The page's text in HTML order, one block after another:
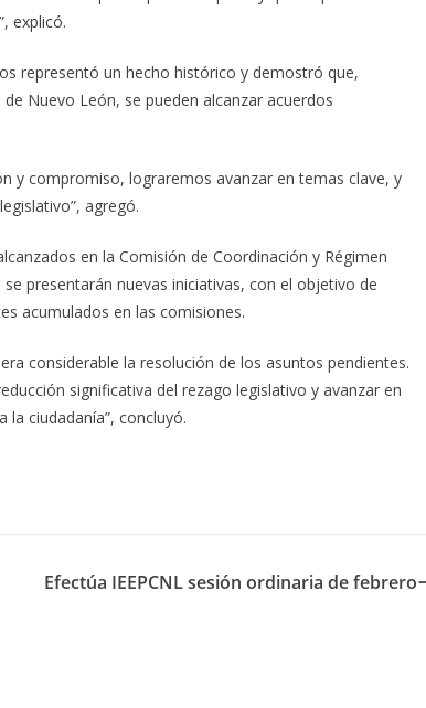
explicó.
representó un hecho histórico y demostró que,
Nuevo León, se pueden alcanzar acuerdos
y compromiso, lograremos avanzar en temas clave, y
agregó.
en la Comisión de Coordinación y Régimen
presentarán nuevas iniciativas, con el objetivo de
acumulados en las comisiones.
considerable la resolución de los asuntos pendientes.
significativa del rezago legislativo y avanzar en
ciudadanía”, concluyó.
Efectúa IEEPCNL sesión ordinaria de febrero